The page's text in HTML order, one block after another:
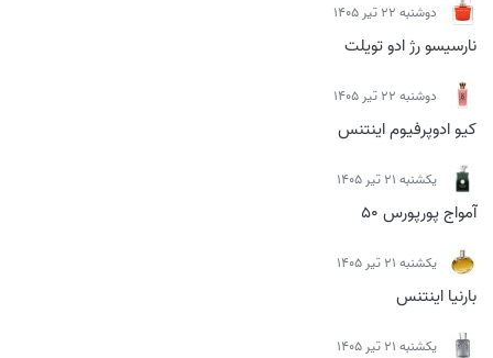
دوشنبه 22 تیر 1405
نارسیسو رژ ادو تویلت
دوشنبه 22 تیر 1405
کیو ادوپرفیوم اینتنس
يكشنبه 21 تیر 1405
آمواج پورپورس 50
يكشنبه 21 تیر 1405
بارنیا اینتنس
يكشنبه 21 تیر 1405